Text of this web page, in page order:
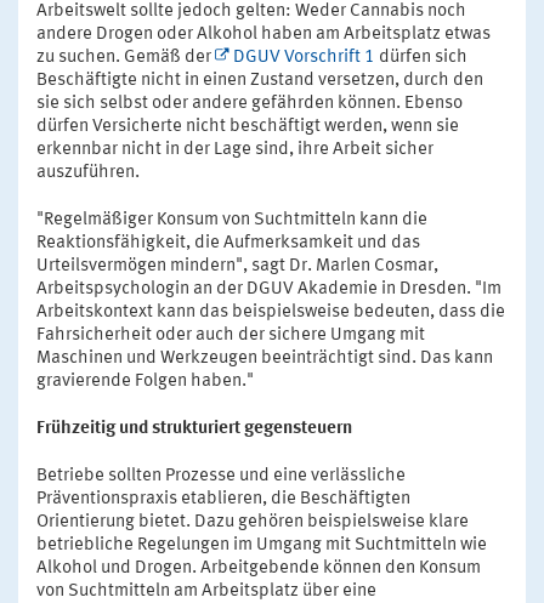
Arbeitswelt sollte jedoch gelten: Weder Cannabis noch
andere Drogen oder Alkohol haben am Arbeitsplatz etwas
zu suchen. Gemäß der
DGUV Vorschrift 1 dürfen sich
Beschäftigte nicht in einen Zustand versetzen, durch den
sie sich selbst oder andere gefährden können. Ebenso
dürfen Versicherte nicht beschäftigt werden, wenn sie
erkennbar nicht in der Lage sind, ihre Arbeit sicher
auszuführen.
"Regelmäßiger Konsum von Suchtmitteln kann die
Reaktionsfähigkeit, die Aufmerksamkeit und das
Urteilsvermögen mindern", sagt Dr. Marlen Cosmar,
Arbeitspsychologin an der DGUV Akademie in Dresden. "Im
Arbeitskontext kann das beispielsweise bedeuten, dass die
Fahrsicherheit oder auch der sichere Umgang mit
Maschinen und Werkzeugen beeinträchtigt sind. Das kann
gravierende Folgen haben."
Frühzeitig und strukturiert gegensteuern
Betriebe sollten Prozesse und eine verlässliche
Präventionspraxis etablieren, die Beschäftigten
Orientierung bietet. Dazu gehören beispielsweise klare
betriebliche Regelungen im Umgang mit Suchtmitteln wie
Alkohol und Drogen. Arbeitgebende können den Konsum
von Suchtmitteln am Arbeitsplatz über eine